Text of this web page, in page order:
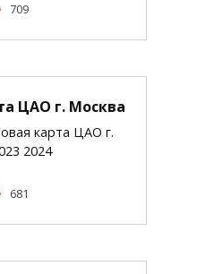
709
ЦАО г. Москва
карта ЦАО г.
2024
681